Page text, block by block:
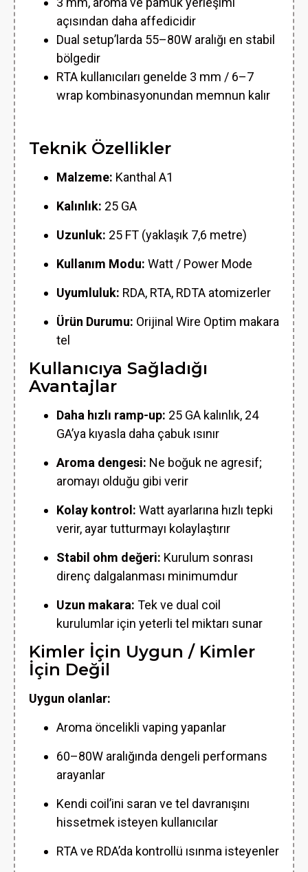
açısından daha affedicidir
Dual setup’larda 55–80W aralığı en stabil
bölgedir
RTA kullanıcıları genelde 3 mm / 6–7
wrap kombinasyonundan memnun kalır
Teknik Özellikler
Malzeme: Kanthal A1
Kalınlık: 25 GA
Uzunluk: 25 FT (yaklaşık 7,6 metre)
Kullanım Modu: Watt / Power Mode
Uyumluluk: RDA, RTA, RDTA atomizerler
Ürün Durumu: Orijinal Wire Optim makara
tel
Kullanıcıya Sağladığı
Avantajlar
Daha hızlı ramp-up: 25 GA kalınlık, 24
GA’ya kıyasla daha çabuk ısınır
Aroma dengesi: Ne boğuk ne agresif;
aromayı olduğu gibi verir
Kolay kontrol: Watt ayarlarına hızlı tepki
verir, ayar tutturmayı kolaylaştırır
Stabil ohm değeri: Kurulum sonrası
direnç dalgalanması minimumdur
Uzun makara: Tek ve dual coil
kurulumlar için yeterli tel miktarı sunar
Kimler İçin Uygun / Kimler
İçin Değil
Uygun olanlar:
Aroma öncelikli vaping yapanlar
60–80W aralığında dengeli performans
arayanlar
Kendi coil’ini saran ve tel davranışını
hissetmek isteyen kullanıcılar
RTA ve RDA’da kontrollü ısınma isteyenler